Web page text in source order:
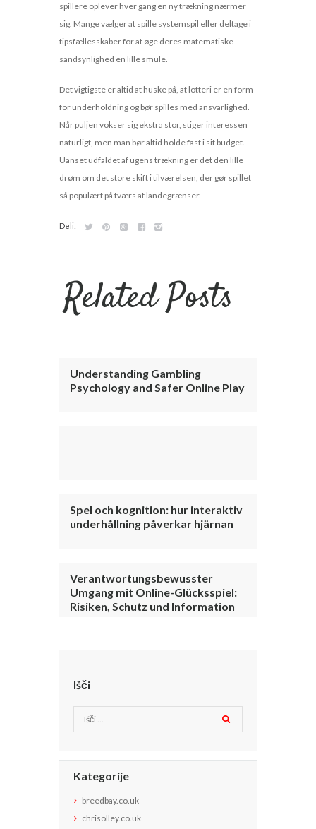
spillere oplever hver gang en ny trækning nærmer
sig. Mange vælger at spille systemspil eller deltage i
tipsfællesskaber for at øge deres matematiske
sandsynlighed en lille smule.
Det vigtigste er altid at huske på, at lotteri er en form
for underholdning og bør spilles med ansvarlighed.
Når puljen vokser sig ekstra stor, stiger interessen
naturligt, men man bør altid holde fast i sit budget.
Uanset udfaldet af ugens trækning er det den lille
drøm om det store skift i tilværelsen, der gør spillet
så populært på tværs af landegrænser.
Deli:
Related Posts
Understanding Gambling
Psychology and Safer Online Play
Spel och kognition: hur interaktiv
underhållning påverkar hjärnan
Verantwortungsbewusster
Umgang mit Online-Glücksspiel:
Risiken, Schutz und Information
Išči
Kategorije
breedbay.co.uk
chrisolley.co.uk